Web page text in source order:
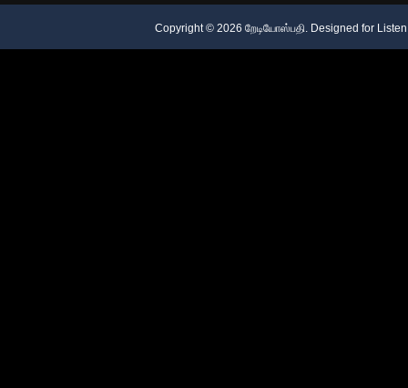
Copyright © 2026 றேடியோஸ்பதி. Designed for